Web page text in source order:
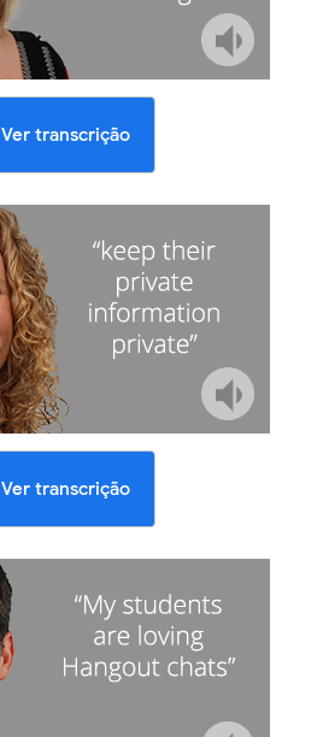
Ver transcrição
Ver transcrição